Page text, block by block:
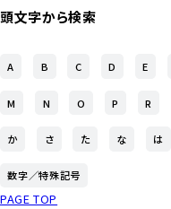
頭文字から検索
A B C D E
M N O P R
か さ た な は
数字／特殊記号
PAGE TOP